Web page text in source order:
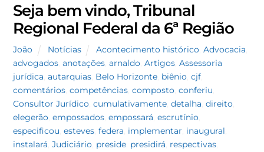
Seja bem vindo, Tribunal
Regional Federal da 6ª Região
João Notícias Acontecimento histórico ,Advocacia
advogados ,anotações ,arnaldo ,Artigos ,Assessoria
jurídica ,autarquias Belo Horizonte biênio ,cjf
comentários ,competências ,composto ,conferiu
Consultor Jurídico ,cumulativamente ,detalha ,direito
elegerão ,empossados ,empossará ,escrutínio
especificou ,esteves ,federa implementar inaugural
instalará ,Judiciário preside presidirá respectivas